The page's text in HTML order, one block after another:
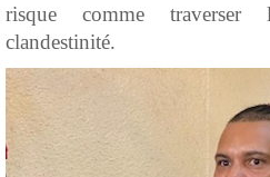
risque comme
clandestinité.